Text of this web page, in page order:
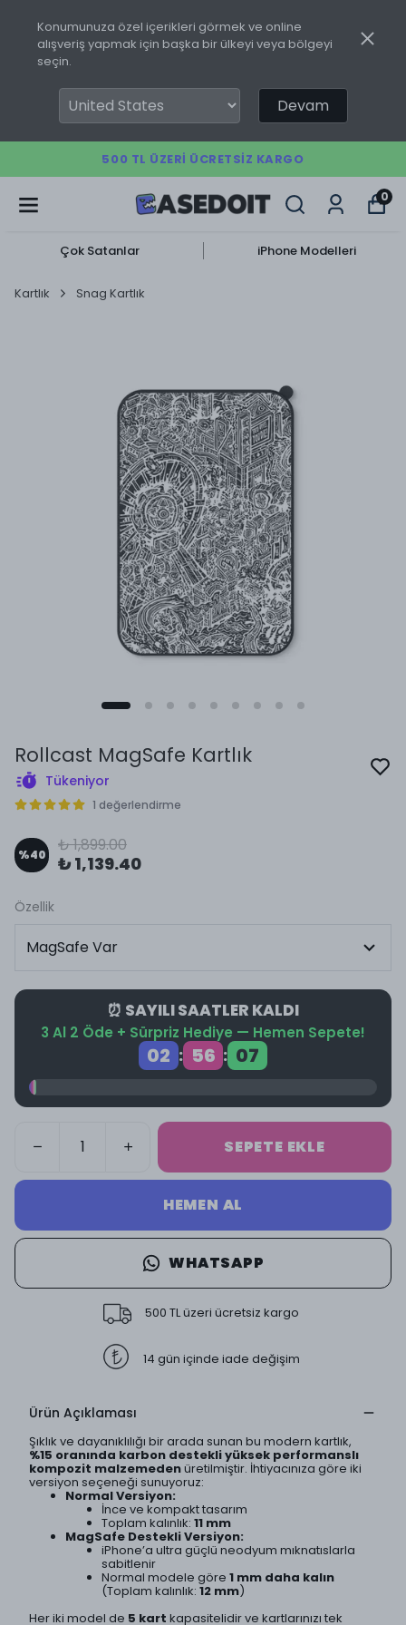
Konumunuza özel içerikleri görmek ve online
alışveriş yapmak için başka bir ülkeyi veya bölgeyi
seçin.
Devam
500 TL ÜZERI ÜCRETSIZ KARGO
0
Çok Satanlar iPhone Modelleri
Kartlık Snag Kartlık
Rollcast MagSafe Kartlık
Tükeniyor
1 değerlendirme
%40 ₺ 1,899.00
₺ 1,139.40
Özellik
⏰ SAYILI SAATLER KALDI
3 Al 2 Öde + Sürpriz Hediye — Hemen Sepete!
02 : 56 : 07
SEPETE EKLE
HEMEN AL
WHATSAPP
500 TL üzeri ücretsiz kargo
14 gün içinde iade değişim
Ürün Açıklaması
Şıklık ve dayanıklılığı bir arada sunan bu modern kartlık,
%15 oranında karbon destekli yüksek performanslı
kompozit malzemedenüretilmiştir. İhtiyacınıza göre iki
versiyon seçeneği sunuyoruz:
Normal Versiyon:
İnce ve kompakt tasarım
Toplam kalınlık: 11 mm
MagSafe Destekli Versiyon:
iPhone’a ultra güçlü neodyum mıknatıslarla
sabitlenir
Normal modele göre 1 mm daha kalın
(Toplam kalınlık: 12 mm)
Her iki model de 5 kart kapasitelidir ve kartlarınızı tek